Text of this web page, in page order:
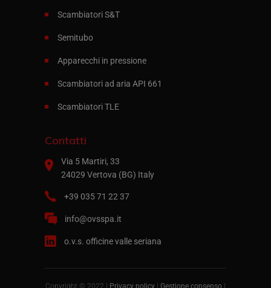
Scambiatori S&T
Semitubo
Apparecchi in pressione
Scambiatori ad aria API 661
Scambiatori TLE
Contatti
Via 5 Martiri, 33
24029 Vertova (BG) Italy
+39 035 71 22 37
info@ovsspa.it
o.v.s. officine valle seriana
Copyright © 2022 | Privacy policy Gestione consenso